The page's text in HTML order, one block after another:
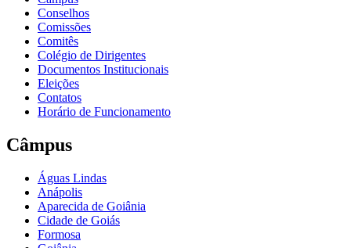
Conselhos
Comissões
Comitês
Colégio de Dirigentes
Documentos Institucionais
Eleições
Contatos
Horário de Funcionamento
Câmpus
Águas Lindas
Anápolis
Aparecida de Goiânia
Cidade de Goiás
Formosa